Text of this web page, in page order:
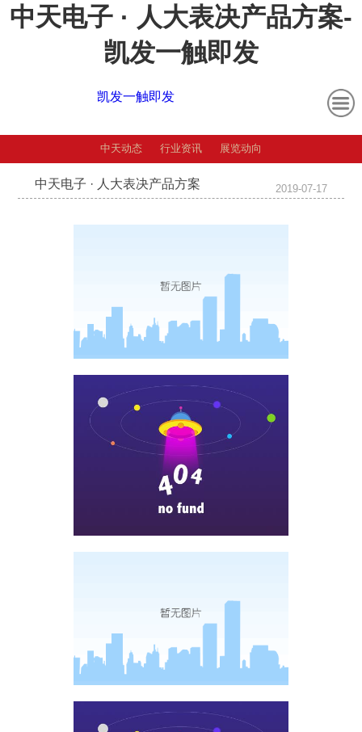
中天电子 · 人大表决产品方案-
凯发一触即发
凯发一触即发
中天动态 行业资讯 展览动向
中天电子 · 人大表决产品方案 2019-07-17